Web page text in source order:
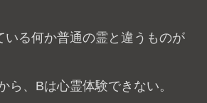
いる何か普通の霊と違うものが
、Bは心霊体験できない。